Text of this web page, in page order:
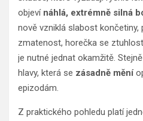
objeví náhlá, extrémně silná
nově vzniklá slabost končetiny,
zmatenost, horečka se
je nutné jednat okamžitě.
hlavy, která se zásadně mění
epizodám.
Z praktického pohledu platí